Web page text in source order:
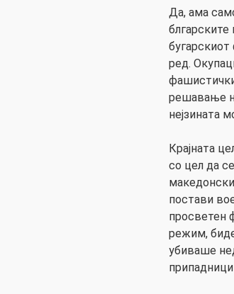
Да, ама
блгарските
ред.
решавање
нејзината
Крајната
со цел да
постави
просветен
режим,
убиваше